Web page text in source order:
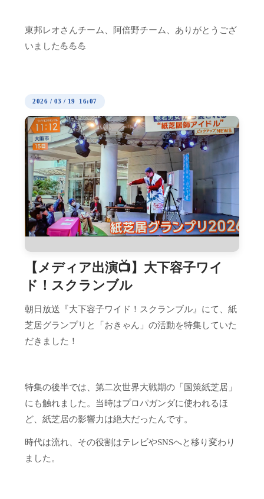
東邦レオさんチーム、阿倍野チーム、ありがとうござ
いました💪💪💪
2026 / 03 / 19 16:07
【メディア出演📺️】大下容子ワイ
ド！スクランブル
朝日放送『大下容子ワイド！スクランブル』にて、紙
芝居グランプリと「おきゃん」の活動を特集していた
だきました！
​特集の後半では、第二次世界大戦期の「国策紙芝居」
にも触れました。当時はプロパガンダに使われるほ
ど、紙芝居の影響力は絶大だったんです。
時代は流れ、その役割はテレビやSNSへと移り変わり
ました。